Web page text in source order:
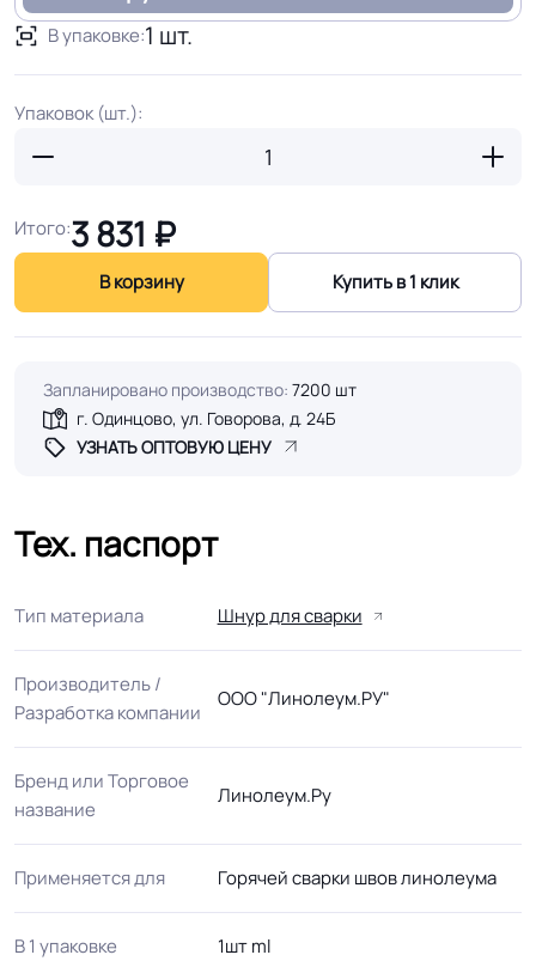
В упаковке:1 шт.
Упаковок (шт.):
Итого:3 831 ₽
В корзину Купить в 1 клик
Запланировано производство: 7200 шт
г. Одинцово, ул. Говорова, д. 24Б
УЗНАТЬ ОПТОВУЮ ЦЕНУ
Тех. паспорт
Тип материала Шнур для сварки
Производитель /
Разработка компании
ООО "Линолеум.РУ"
Бренд или Торговое
название
Линолеум.Ру
Применяется для Горячей сварки швов линолеума
В 1 упаковке 1шт ml